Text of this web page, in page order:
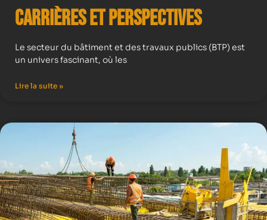
Carrières et Perspectives
Le secteur du bâtiment et des travaux publics (BTP) est
un univers fascinant, où les
Lire la suite »